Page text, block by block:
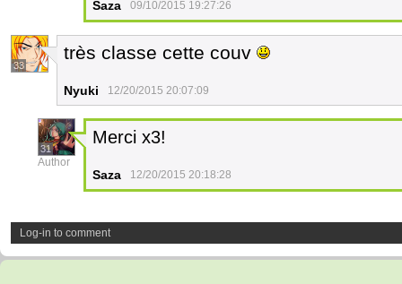
Saza 09/10/2015 19:27:26
33
très classe cette couv
Nyuki 12/20/2015 20:07:09
31
Author
Merci x3!
Saza 12/20/2015 20:18:28
Log-in to comment